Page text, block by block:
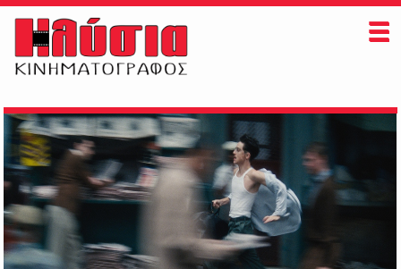
ΗΛΥΣΙΑ
ΠAIZONTAI ΤΩΡΑ
ΠΡΟΣΕΧΩΣ
ΕΚΔΗΛΩΣΕΙΣ
ΠΛΗΡΟΦΟΡΙΕΣ